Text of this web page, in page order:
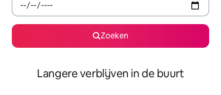
Zoeken
Langere verblijven in de buurt